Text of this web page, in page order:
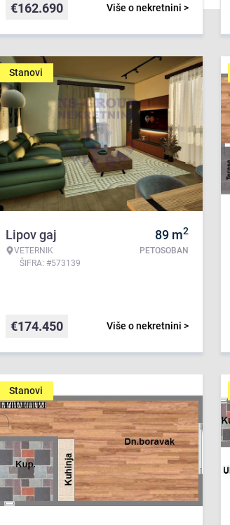
Više o nekretnini >
€162.690
Stanovi
Lipov gaj
VETERNIK
ŠIFRA: #573139
89 m2
PETOSOBAN
Više o nekretnini >
€174.450
Stanovi